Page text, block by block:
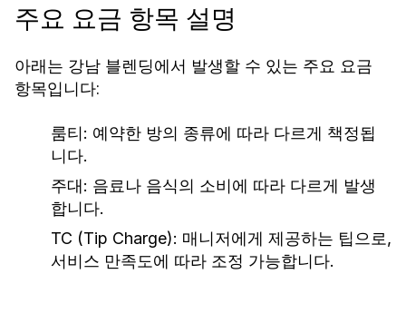
주요 요금 항목 설명
아래는 강남 블렌딩에서 발생할 수 있는 주요 요금
항목입니다:
룸티: 예약한 방의 종류에 따라 다르게 책정됩
니다.
주대: 음료나 음식의 소비에 따라 다르게 발생
합니다.
TC (Tip Charge): 매니저에게 제공하는 팁으로,
서비스 만족도에 따라 조정 가능합니다.